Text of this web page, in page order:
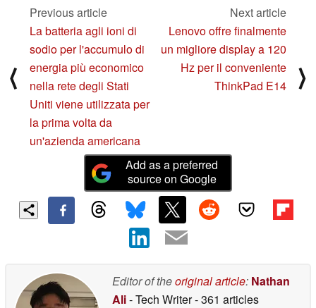
⟨
Previous article
La batteria agli ioni di
sodio per l'accumulo di
energia più economico
nella rete degli Stati
Uniti viene utilizzata per
la prima volta da
un'azienda americana
Next article
Lenovo offre finalmente
un migliore display a 120
Hz per il conveniente
ThinkPad E14
⟩
Add as a preferred
source on Google
Editor of theoriginal article: Nathan
Ali- Tech Writer- 361 articles